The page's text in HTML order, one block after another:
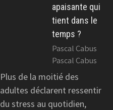
apaisante qui
tient dans le
temps ?
Pascal Cabus
Pascal Cabus
Plus de la moitié des
adultes déclarent ressentir
du stress au quotidien,